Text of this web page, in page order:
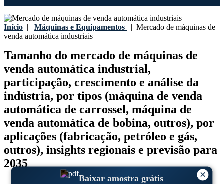
Início | Máquinas e Equipamentos | Mercado de máquinas de
venda automática industriais
Tamanho do mercado de máquinas de
venda automática industrial,
participação, crescimento e análise da
indústria, por tipos (máquina de venda
automática de carrossel, máquina de
venda automática de bobina, outros), por
aplicações (fabricação, petróleo e gás,
outros), insights regionais e previsão para
2035
×
Baixar amostra grátis